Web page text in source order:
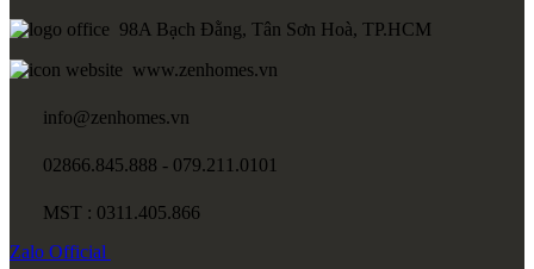
98A Bạch Đằng, Tân Sơn Hoà, TP.HCM
www.zenhomes.vn
info@zenhomes.vn
02866.845.888 - 079.211.0101
MST : 0311.405.866
Zalo Official